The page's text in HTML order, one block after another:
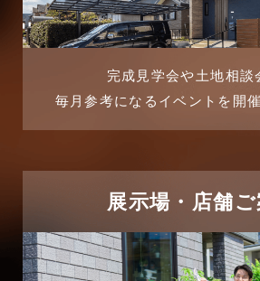
よくある質問
リフォーム-ブログ
三郷中央駅店-ブログ
三郷市
2025年8月
2025年6月
2025年3月
完成見学会や土地相談
毎月参考になるイベントを開
展示場・店舗ご